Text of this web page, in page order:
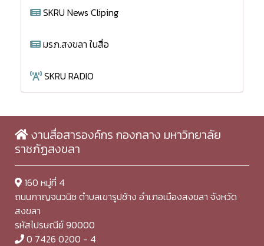
SKRU News Cliping
มรภ.สงขลา ในสื่อ
SKRU RADIO
งานสื่อสารองค์กร กองกลาง มหาวิทยาลัย
ราชภัฏสงขลา
160 หมู่ที่ 4
ถนนกาญจนวนิช ตำบลเขารูปช้าง อำเภอเมืองสงขลา จังหวัด
สงขลา
รหัสไปรษณีย์ 90000
0 7426 0200 - 4